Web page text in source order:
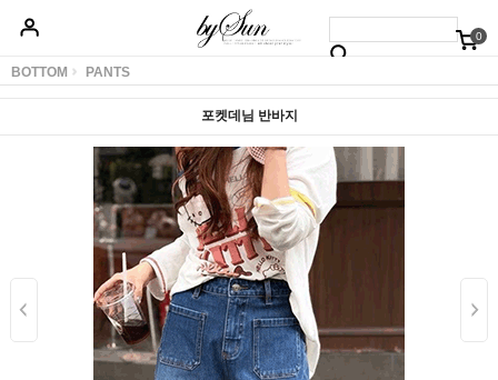
0
베스트50 신상품5%할인
BOTTOM PANTS
포켓데님 반바지